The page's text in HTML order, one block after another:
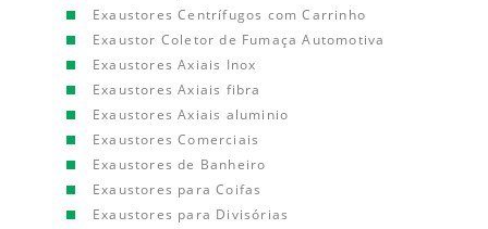
Exaustores Centrífugos com Carrinho
Exaustor Coletor de Fumaça Automotiva
Exaustores Axiais Inox
Exaustores Axiais fibra
Exaustores Axiais aluminio
Exaustores Comerciais
Exaustores de Banheiro
Exaustores para Coifas
Exaustores para Divisórias